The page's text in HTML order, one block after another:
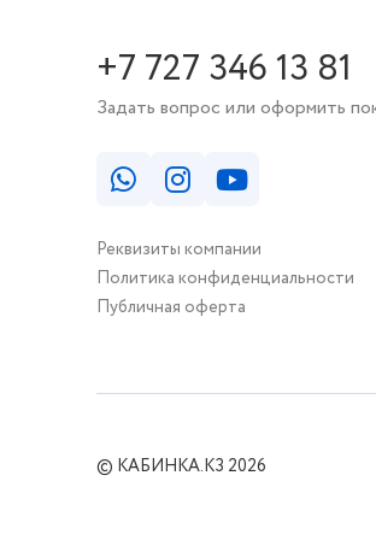
+7 727 346 13 81
Задать вопрос или оформить
Реквизиты компании
Политика конфиденциальности
Публичная оферта
© КАБИНКА.КЗ 2026